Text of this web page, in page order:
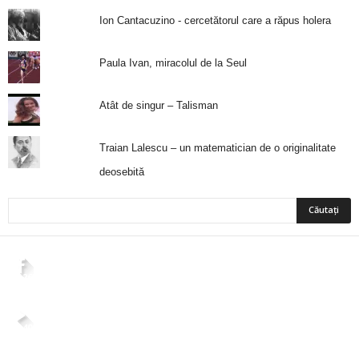
Ion Cantacuzino - cercetătorul care a răpus holera
Paula Ivan, miracolul de la Seul
Atât de singur – Talisman
Traian Lalescu – un matematician de o originalitate
deosebită
2,265
4,400